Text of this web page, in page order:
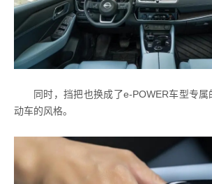
同时，挡把也换成了e-POWER车型专
动车的风格。